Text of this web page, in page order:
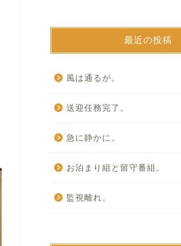
最近の投稿
風は通るが。
送迎任務完了。
急に静かに。
お泊まり組と留守番組。
監視離れ。